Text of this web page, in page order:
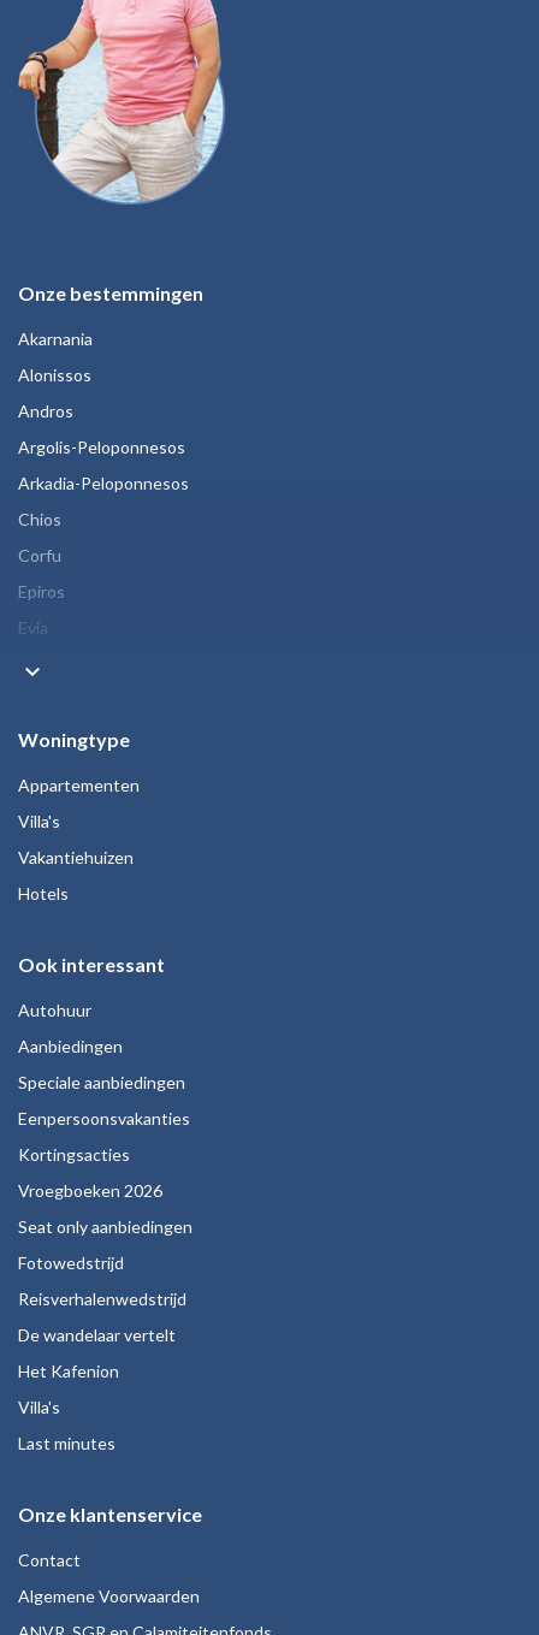
Onze bestemmingen
Akarnania
Alonissos
Andros
Argolis-Peloponnesos
Arkadia-Peloponnesos
Chios
Corfu
Epiros
Evia
keyboard_arrow_down
Woningtype
Appartementen
Villa's
Vakantiehuizen
Hotels
Ook interessant
Autohuur
Aanbiedingen
Speciale aanbiedingen
Eenpersoonsvakanties
Kortingsacties
Vroegboeken 2026
Seat only aanbiedingen
Fotowedstrijd
Reisverhalenwedstrijd
De wandelaar vertelt
Het Kafenion
Villa's
Last minutes
Onze klantenservice
Contact
Algemene Voorwaarden